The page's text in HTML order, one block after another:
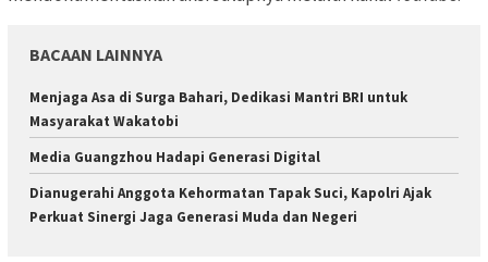
BACAAN LAINNYA
Menjaga Asa di Surga Bahari, Dedikasi Mantri BRI untuk
Masyarakat Wakatobi
Media Guangzhou Hadapi Generasi Digital
Dianugerahi Anggota Kehormatan Tapak Suci, Kapolri Ajak
Perkuat Sinergi Jaga Generasi Muda dan Negeri